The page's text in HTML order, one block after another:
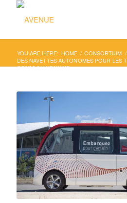
YOU ARE HERE: HOME / CONSORTIUM /
DES NAVETTES AUTONOMES POUR LES
COMMUN LYONNAIS